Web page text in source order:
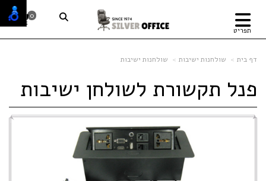
תפריט
0
דף בית שולחנות ישיבות שולחנות ישיבות
פנל תקשורת לשולחן ישיבות